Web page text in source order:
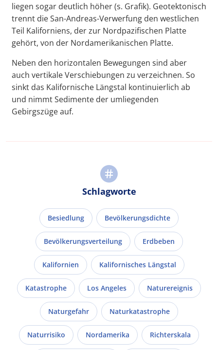
liegen sogar deutlich höher (s. Grafik). Geotektonisch
trennt die San-Andreas-Verwerfung den westlichen
Teil Kaliforniens, der zur Nordpazifischen Platte
gehört, von der Nordamerikanischen Platte.
Neben den horizontalen Bewegungen sind aber
auch vertikale Verschiebungen zu verzeichnen. So
sinkt das Kalifornische Längstal kontinuierlich ab
und nimmt Sedimente der umliegenden
Gebirgszüge auf.
Schlagworte
Besiedlung Bevölkerungsdichte
Bevölkerungsverteilung Erdbeben
Kalifornien Kalifornisches Längstal
Katastrophe Los Angeles Naturereignis
Naturgefahr Naturkatastrophe
Naturrisiko Nordamerika Richterskala